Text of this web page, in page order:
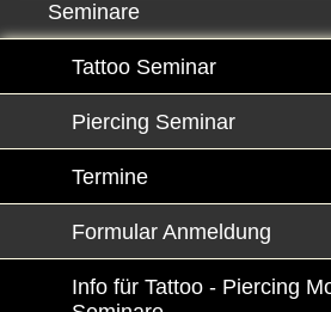
Seminare
Tattoo Seminar
Piercing Seminar
Termine
Formular Anmeldung
Info für Tattoo - Piercing